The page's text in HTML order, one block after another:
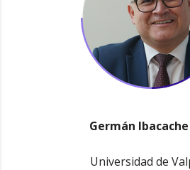
Germán
Universidad de